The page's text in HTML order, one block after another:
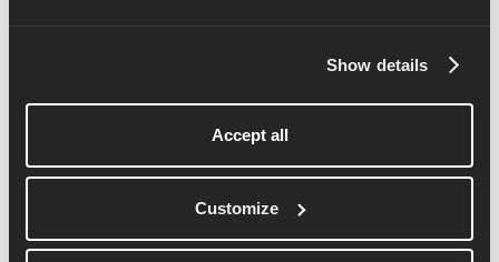
Show details
Accept all
Customize